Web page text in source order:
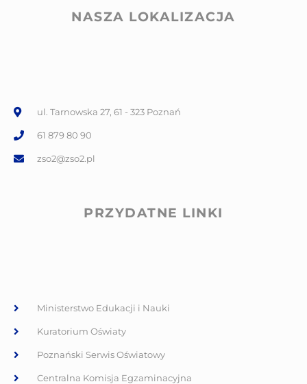
NASZA LOKALIZACJA
ul. Tarnowska 27, 61 - 323 Poznań
61 879 80 90
zso2@zso2.pl
PRZYDATNE LINKI
Ministerstwo Edukacji i Nauki
Kuratorium Oświaty
Poznański Serwis Oświatowy
Centralna Komisja Egzaminacyjna